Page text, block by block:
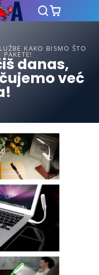
KAKO BISMO ŠTO
PAKETE!danas,
već